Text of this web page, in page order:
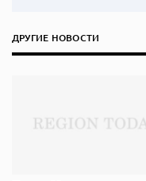
ДРУГИЕ НОВОСТИ